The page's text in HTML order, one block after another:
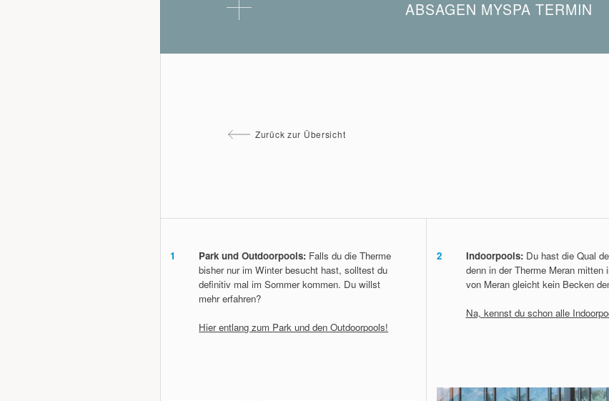
ABSAGEN MYSPA TERMIN
Zurück zur Übersicht
1 Park und Outdoorpools: Falls du die Therme
bisher nur im Winter besucht hast, solltest du
definitiv mal im Sommer kommen. Du willst
mehr erfahren?
Hier entlang zum Park und den Outdoorpools!
2 Indoorpools:Du hast die Qual
denn in der Therme Meran mitten
von Meran gleicht kein Becken
Na, kennst du schon alle